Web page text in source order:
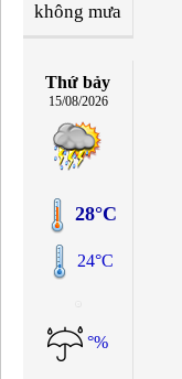
không mưa
Thứ bảy
15/08/2026
28°C
24°C
°%